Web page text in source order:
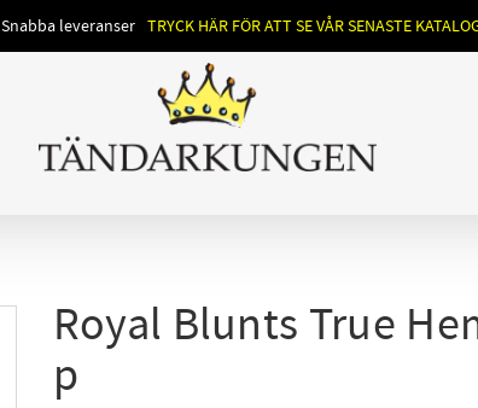
Snabba leveranser TRYCK HÄR FÖR ATT SE VÅR SENASTE
Royal Blunts True
p